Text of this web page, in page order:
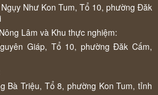
Như Kon Tum, Tổ 10, phường Đăk
Lâm và Khu thực nghiệm:
Giáp, Tổ 10, phường Đăk Cấm,
Bà Triệu, Tổ 8, phường Kon Tum, tỉnh